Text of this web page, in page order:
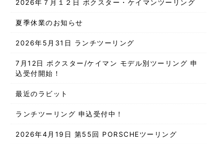
2026年７月１２日 ボクスター・ケイマンツーリング
夏季休業のお知らせ
2026年5月31日 ランチツーリング
7月12日 ボクスター/ケイマン モデル別ツーリング 申
込受付開始！
最近のラビット
ランチツーリング 申込受付中！
2026年4月19日 第55回 PORSCHEツーリング